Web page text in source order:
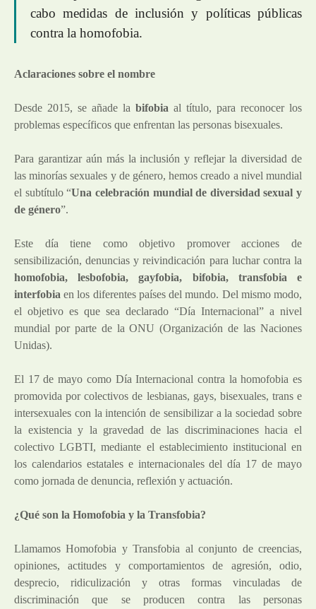
cabo medidas de inclusión y políticas públicas
contra la homofobia.
Aclaraciones sobre el nombre
Desde 2015, se añade la bifobia al título, para reconocer los
problemas específicos que enfrentan las personas bisexuales.
Para garantizar aún más la inclusión y reflejar la diversidad de
las minorías sexuales y de género, hemos creado a nivel mundial
el subtítulo “Una celebración mundial de diversidad sexual y
de género”.
Este día tiene como objetivo promover acciones de
sensibilización, denuncias y reivindicación para luchar contra la
homofobia, lesbofobia, gayfobia, bifobia, transfobia e
interfobia en los diferentes países del mundo. Del mismo modo,
el objetivo es que sea declarado “Día Internacional” a nivel
mundial por parte de la ONU (Organización de las Naciones
Unidas).
El 17 de mayo como Día Internacional contra la homofobia es
promovida por colectivos de lesbianas, gays, bisexuales, trans e
intersexuales con la intención de sensibilizar a la sociedad sobre
la existencia y la gravedad de las discriminaciones hacia el
colectivo LGBTI, mediante el establecimiento institucional en
los calendarios estatales e internacionales del día 17 de mayo
como jornada de denuncia, reflexión y actuación.
¿Qué son la Homofobia y la Transfobia?
Llamamos Homofobia y Transfobia al conjunto de creencias,
opiniones, actitudes y comportamientos de agresión, odio,
desprecio, ridiculización y otras formas vinculadas de
discriminación que se producen contra las personas